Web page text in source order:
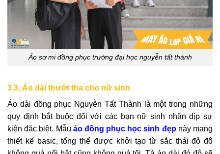
Áo sơ mi đồng phục trường đại học nguyễn tất thành
3.3. Áo dài thướt tha cho nữ sinh
Áo dài đồng phục Nguyễn Tất Thành là một trong những
quy định bắt buộc đối với các bạn nữ sinh nhân dịp sự
kiện đặc biệt. Mẫu áo đồng phục học sinh đẹpnày mang
thiết kế basic, tổng thể được khởi tạo từ sắc thái đỏ đô